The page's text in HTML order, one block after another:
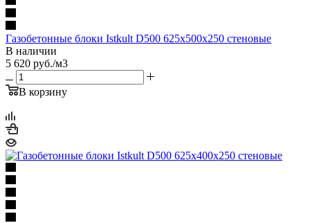
Газобетонные блоки Istkult D500 625х500х250 стеновые
В наличии
5 620 руб./м3
В корзину